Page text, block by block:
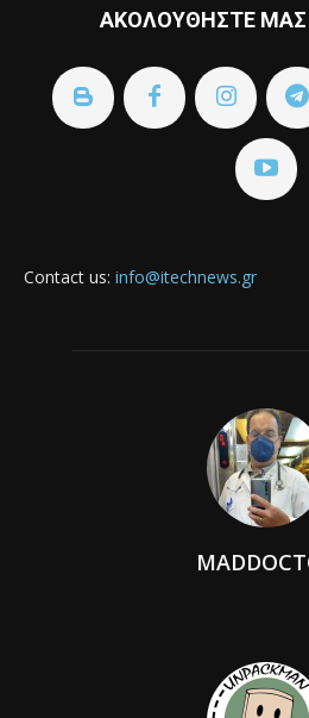
ΑΚΟΛΟΥΘΗΣΤΕ ΜΑΣ
Contact us: info@itechnews.gr